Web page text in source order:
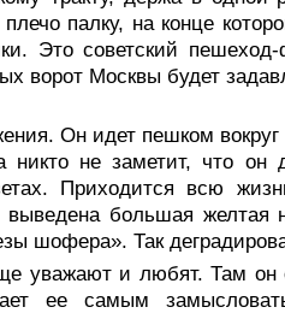
палку, на конце
Это советский пешеход-
ворот Москвы будет
Он идет пешком вокруг
не заметит, что он
Приходится всю
большая желтая
шофера». Так
уважают и любят. Там он
ее самым